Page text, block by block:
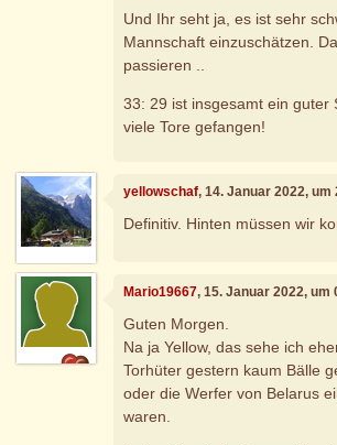
Und Ihr seht ja, es ist sehr
Mannschaft einzuschätzen.
passieren ..
33: 29 ist insgesamt ein guter
viele Tore gefangen!
yellowschaf, 14. Januar 2022, um
Definitiv. Hinten müssen wir
Mario19667, 15. Januar 2022, um
Guten Morgen.
Na ja Yellow, das sehe ich
Torhüter gestern kaum Bälle
oder die Werfer von Belarus
waren.